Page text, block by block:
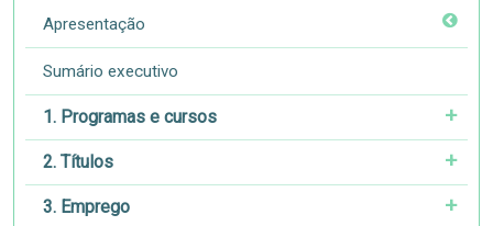
Apresentação
Sumário executivo
1. Programas e cursos
2. Títulos
3. Emprego